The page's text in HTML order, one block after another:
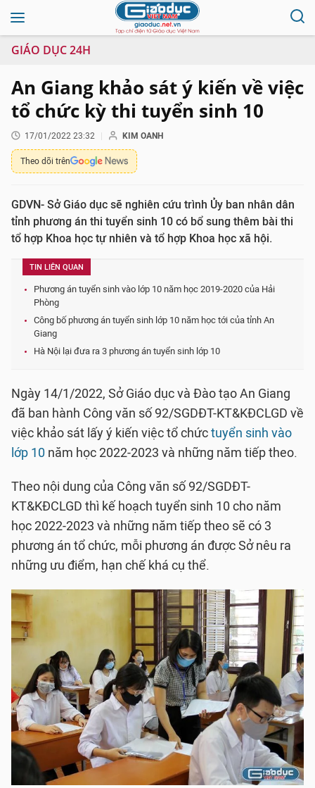
GIÁO DỤC 24H
An Giang khảo sát ý kiến về việc
tổ chức kỳ thi tuyển sinh 10
17/01/2022 23:32 KIM OANH
Theo dõi trên
GDVN- Sở Giáo dục sẽ nghiên cứu trình Ủy ban nhân dân
tỉnh phương án thi tuyển sinh 10 có bổ sung thêm bài thi
tổ hợp Khoa học tự nhiên và tổ hợp Khoa học xã hội.
TIN LIÊN QUAN
Phương án tuyển sinh vào lớp 10 năm học 2019-2020 của Hải
Phòng
Công bố phương án tuyển sinh lớp 10 năm học tới của tỉnh An
Giang
Hà Nội lại đưa ra 3 phương án tuyển sinh lớp 10
Ngày 14/1/2022, Sở Giáo dục và Đào tạo An Giang
đã ban hành Công văn số 92/SGDĐT-KT&KĐCLGD về
việc khảo sát lấy ý kiến việc tổ chứctuyển sinh vào
lớp 10 năm học 2022-2023 và những năm tiếp theo.
Theo nội dung của Công văn số 92/SGDĐT-
KT&KĐCLGD thì kế hoạch tuyển sinh 10 cho năm
học 2022-2023 và những năm tiếp theo sẽ có 3
phương án tổ chức, mỗi phương án được Sở nêu ra
những ưu điểm, hạn chế khá cụ thể.